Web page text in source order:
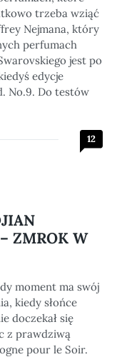
trzeba wziąć
Nejmana, który
perfumach
jest po
edycje
No.9. Do testów
12
ZMROK W
moment ma swój
kiedy słońce
doczekał się
z prawdziwą
pour le Soir.